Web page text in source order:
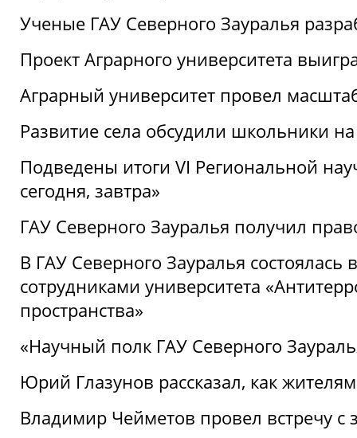
Ученые ГАУ Северного Зауралья
Проект Аграрного университета
Аграрный университет провел
Развитие села обсудили школьники
Подведены итоги VI Региональной
сегодня, завтра»
ГАУ Северного Зауралья получил
В ГАУ Северного Зауралья состоялась
сотрудниками университета
пространства»
«Научный полк ГАУ Северного
Юрий Глазунов рассказал, как
Владимир Чейметов провел встречу